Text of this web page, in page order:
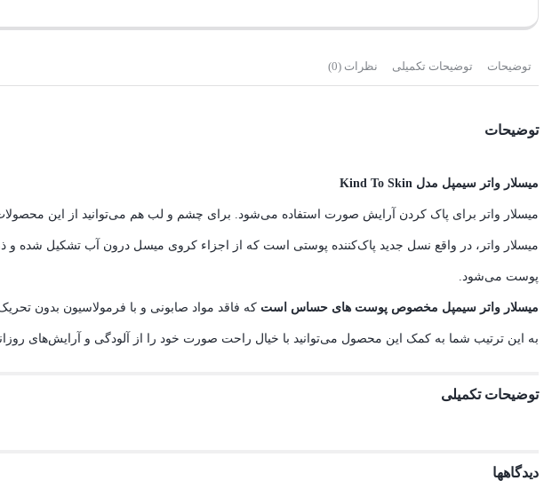
توضیحات توضیحات تکمیلی نظرات (0)
توضیحات
میسلار واتر سیمپل مدل Kind To Skin
میسلار واتر برای پاک کردن آرایش صورت استفاده می‌شود. برای چشم و لب هم می‌توانید از این محصولات
پوست می‎‌شود.
میسلار واتر سیمپل مخصوص پوست های حساس است که فاقد مواد صابونی و با فرمولاسیون بدون
به این ترتیب شما به کمک این محصول می‌توانید با خیال راحت صورت خود را از آلودگی و آرایش‌‎های روزانه پاک کنید. به دلیل عدم نیاز میسلارها به آبکشی می‌توانید در هر جایی که هستید، پوست خود را تمیز و تازه کنید.
توضیحات تکمیلی
دیدگاهها